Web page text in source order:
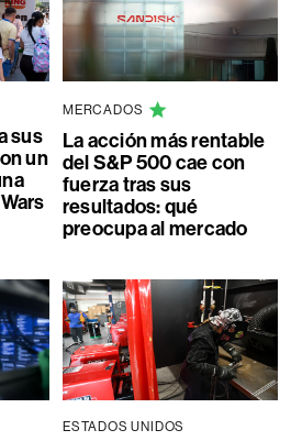
sus
un
MERCADOS
La acción más rentable
del S&P 500 cae con
fuerza tras sus
resultados: qué
preocupa al mercado
ESTADOS UNIDOS